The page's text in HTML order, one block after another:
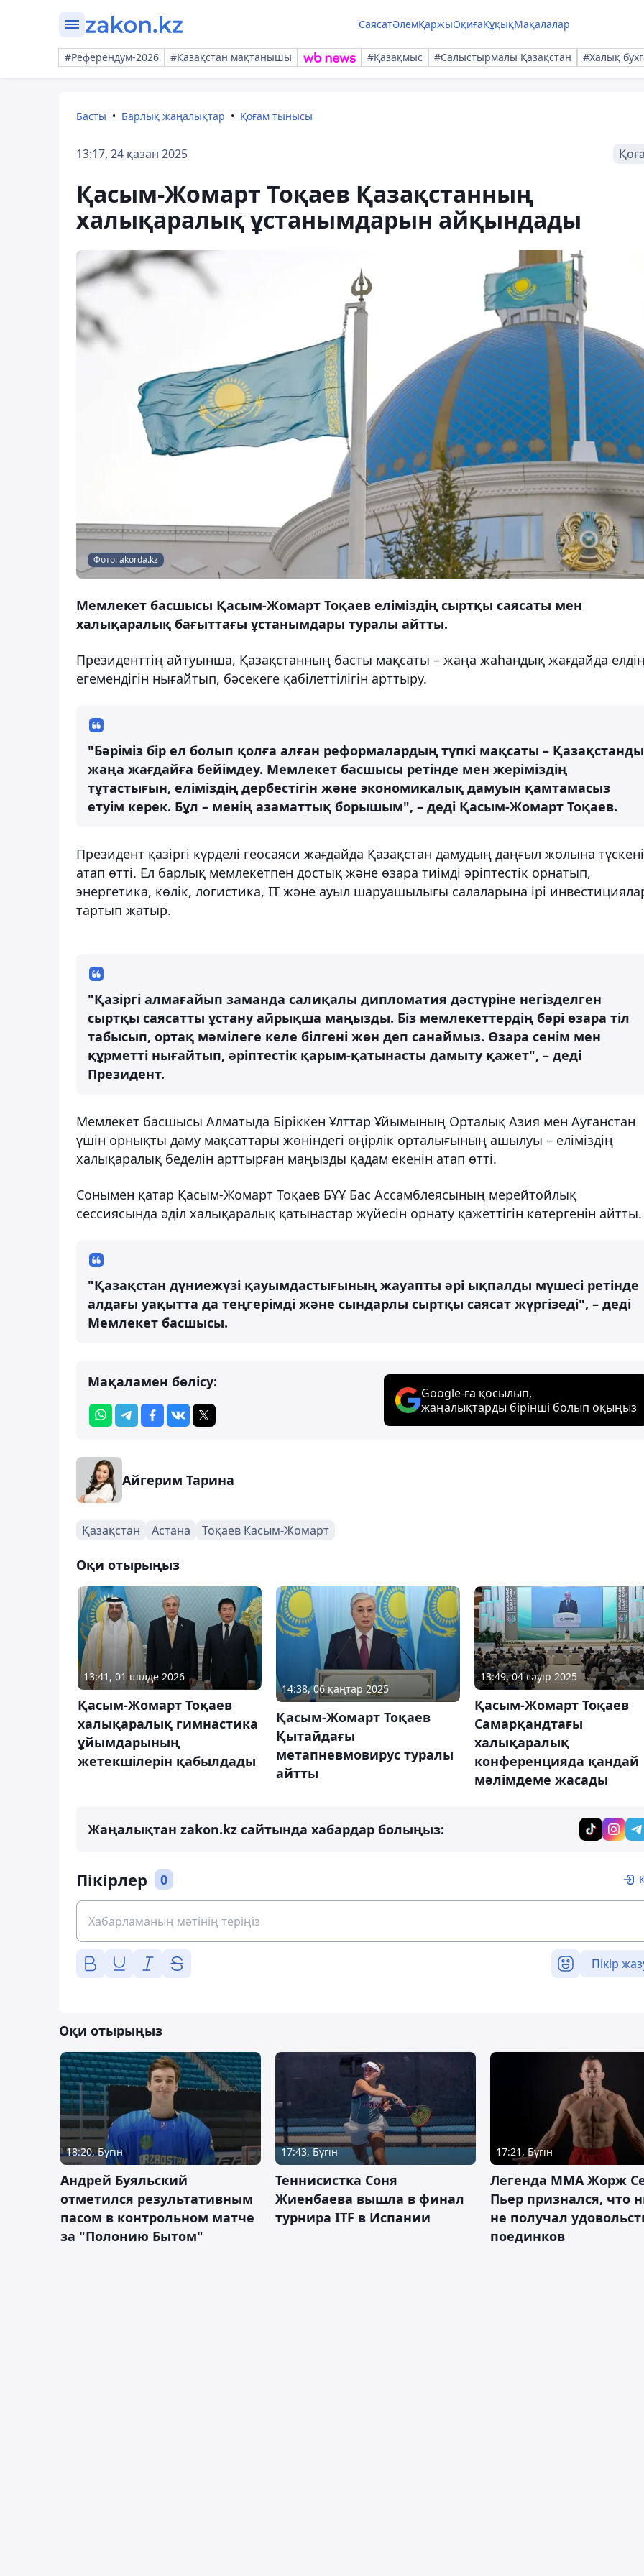
СаясатӘлемҚаржыОқиғаҚұқықМақалалар
#Референдум-2026 #Қазақстан мақтанышы #Қазақмыс #Салыстырмалы Қазақстан #Халық
Басты Барлық жаңалықтар Қоғам тынысы
13:17, 24 қазан 2025
Қасым-Жомарт Тоқаев Қазақстанның
халықаралық ұстанымдарын айқындады
Фото: akorda.kz
Мемлекет басшысы Қасым-Жомарт Тоқаев еліміздің сыртқы саясаты мен
халықаралық бағыттағы ұстанымдары туралы айтты.
Президенттің айтуынша, Қазақстанның басты мақсаты – жаңа жаһандық жағдайда
егемендігін нығайтып, бәсекеге қабілеттілігін арттыру.
"Бәріміз бір ел болып қолға алған реформалардың түпкі мақсаты – Қазақстанды
жаңа жағдайға бейімдеу. Мемлекет басшысы ретінде мен жеріміздің
тұтастығын, еліміздің дербестігін және экономикалық дамуын қамтамасыз
етуім керек. Бұл – менің азаматтық борышым", – деді Қасым-Жомарт Тоқаев.
Президент қазіргі күрделі геосаяси жағдайда Қазақстан дамудың даңғыл жолына
атап өтті. Ел барлық мемлекетпен достық және өзара тиімді әріптестік орнатып,
энергетика, көлік, логистика, IT және ауыл шаруашылығы салаларына ірі
тартып жатыр.
"Қазіргі алмағайып заманда салиқалы дипломатия дәстүріне негізделген
сыртқы саясатты ұстану айрықша маңызды. Біз мемлекеттердің бәрі өзара тіл
табысып, ортақ мәмілеге келе білгені жөн деп санаймыз. Өзара сенім мен
құрметті нығайтып, әріптестік қарым-қатынасты дамыту қажет", – деді
Президент.
Мемлекет басшысы Алматыда Біріккен Ұлттар Ұйымының Орталық Азия мен Ауғанстан
үшін орнықты даму мақсаттары жөніндегі өңірлік орталығының ашылуы – еліміздің
халықаралық беделін арттырған маңызды қадам екенін атап өтті.
Сонымен қатар Қасым-Жомарт Тоқаев БҰҰ Бас Ассамблеясының мерейтойлық
сессиясында әділ халықаралық қатынастар жүйесін орнату қажеттігін көтергенін айтты.
"Қазақстан дүниежүзі қауымдастығының жауапты әрі ықпалды мүшесі ретінде
алдағы уақытта да теңгерімді және сындарлы сыртқы саясат жүргізеді", – деді
Мемлекет басшысы.
Мақаламен бөлісу:
Google-ға қосылып,
жаңалықтарды бірінші болып оқыңыз
Айгерим Тарина
Қазақстан Астана Тоқаев Касым-Жомарт
Оқи отырыңыз
13:41, 01 шілде 2026
Қасым-Жомарт Тоқаев
халықаралық гимнастика
ұйымдарының
жетекшілерін қабылдады
14:38, 06 қаңтар 2025
Қасым-Жомарт Тоқаев
Қытайдағы
метапневмовирус туралы
айтты
13:49, 04 сәуір 2025
Қасым-Жомарт Тоқаев
Самарқандтағы
халықаралық
конференцияда қандай
мәлімдеме жасады
Жаңалықтан zakon.kz сайтында хабардар болыңыз:
Пікірлер 0
Пікір
Оқи отырыңыз
18:20, Бүгін
Андрей Буяльский
отметился результативным
пасом в контрольном матче
за "Полонию Бытом"
17:43, Бүгін
Теннисистка Соня
Жиенбаева вышла в финал
турнира ITF в Испании
17:21, Бүгін
Легенда ММА Жорж
Пьер признался, что
не получал
поединков